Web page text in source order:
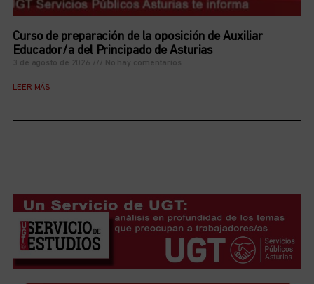
Curso de preparación de la oposición de Auxiliar
Educador/a del Principado de Asturias
3 de agosto de 2026 No hay comentarios
LEER MÁS